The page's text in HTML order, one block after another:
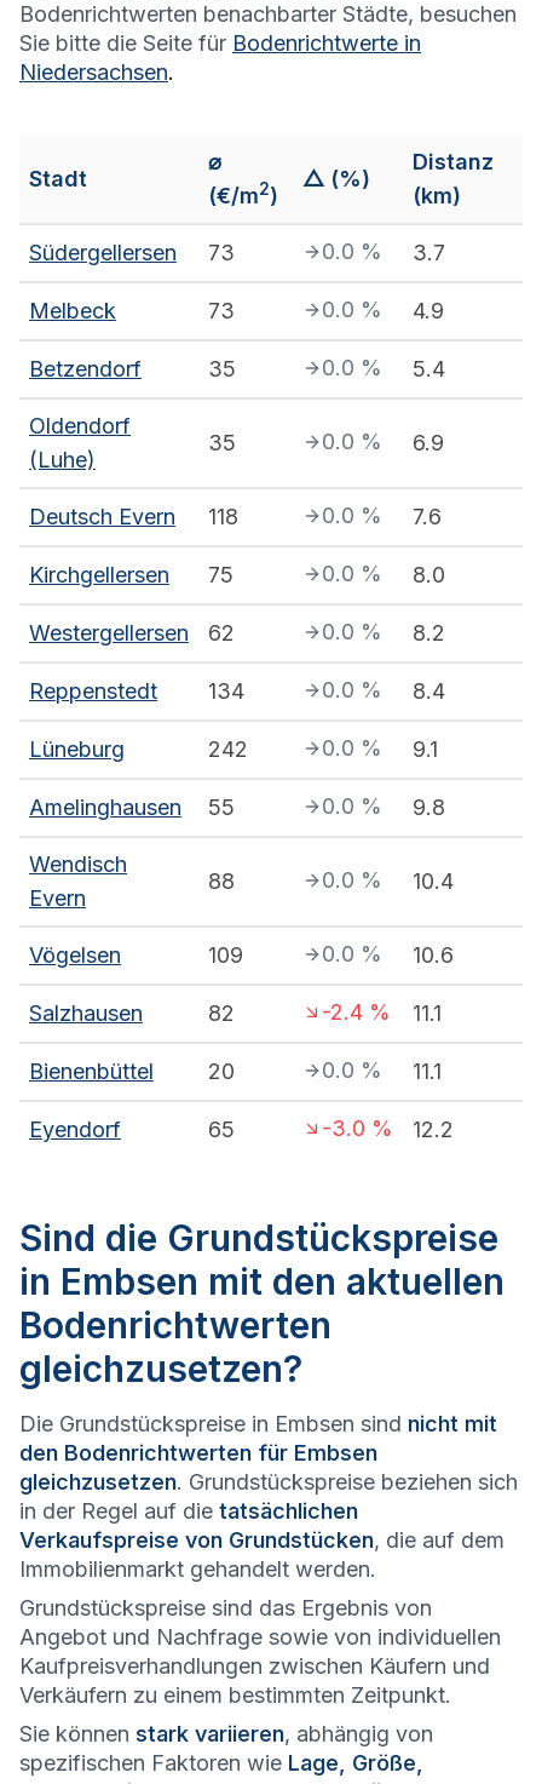
Bodenrichtwerten benachbarter Städte, besuchen
Sie bitte die Seite für Bodenrichtwerte in
Niedersachsen.
Stadt
⌀
(€/m2)
△ (%)
Distanz
(km)
Südergellersen 73 0.0 % 3.7
Melbeck 73 0.0 % 4.9
Betzendorf 35 0.0 % 5.4
Oldendorf
(Luhe)
35 0.0 % 6.9
Deutsch Evern 118 0.0 % 7.6
Kirchgellersen 75 0.0 % 8.0
Westergellersen 62 0.0 % 8.2
Reppenstedt 134 0.0 % 8.4
Lüneburg 242 0.0 % 9.1
Amelinghausen 55 0.0 % 9.8
Wendisch
Evern
88 0.0 % 10.4
Vögelsen 109 0.0 % 10.6
Salzhausen 82 -2.4 % 11.1
Bienenbüttel 20 0.0 % 11.1
Eyendorf 65 -3.0 % 12.2
Sind die Grundstückspreise
in Embsen mit den aktuellen
Bodenrichtwerten
gleichzusetzen?
Die Grundstückspreise in Embsen sind nicht mit
den Bodenrichtwerten für Embsen
gleichzusetzen. Grundstückspreise beziehen sich
in der Regel auf die tatsächlichen
Verkaufspreise von Grundstücken, die auf dem
Immobilienmarkt gehandelt werden.
Grundstückspreise sind das Ergebnis von
Angebot und Nachfrage sowie von individuellen
Kaufpreisverhandlungen zwischen Käufern und
Verkäufern zu einem bestimmten Zeitpunkt.
Sie können stark variieren, abhängig von
spezifischen Faktoren wie Lage, Größe,